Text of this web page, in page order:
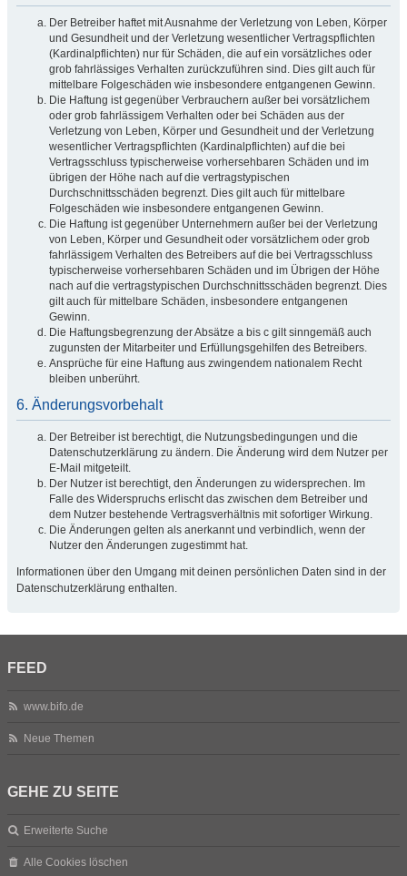
Der Betreiber haftet mit Ausnahme der Verletzung von Leben, Körper
und Gesundheit und der Verletzung wesentlicher Vertragspflichten
(Kardinalpflichten) nur für Schäden, die auf ein vorsätzliches oder
grob fahrlässiges Verhalten zurückzuführen sind. Dies gilt auch für
mittelbare Folgeschäden wie insbesondere entgangenen Gewinn.
Die Haftung ist gegenüber Verbrauchern außer bei vorsätzlichem
oder grob fahrlässigem Verhalten oder bei Schäden aus der
Verletzung von Leben, Körper und Gesundheit und der Verletzung
wesentlicher Vertragspflichten (Kardinalpflichten) auf die bei
Vertragsschluss typischerweise vorhersehbaren Schäden und im
übrigen der Höhe nach auf die vertragstypischen
Durchschnittsschäden begrenzt. Dies gilt auch für mittelbare
Folgeschäden wie insbesondere entgangenen Gewinn.
Die Haftung ist gegenüber Unternehmern außer bei der Verletzung
von Leben, Körper und Gesundheit oder vorsätzlichem oder grob
fahrlässigem Verhalten des Betreibers auf die bei Vertragsschluss
typischerweise vorhersehbaren Schäden und im Übrigen der Höhe
nach auf die vertragstypischen Durchschnittsschäden begrenzt. Dies
gilt auch für mittelbare Schäden, insbesondere entgangenen
Gewinn.
Die Haftungsbegrenzung der Absätze a bis c gilt sinngemäß auch
zugunsten der Mitarbeiter und Erfüllungsgehilfen des Betreibers.
Ansprüche für eine Haftung aus zwingendem nationalem Recht
bleiben unberührt.
6. Änderungsvorbehalt
Der Betreiber ist berechtigt, die Nutzungsbedingungen und die
Datenschutzerklärung zu ändern. Die Änderung wird dem Nutzer per
E-Mail mitgeteilt.
Der Nutzer ist berechtigt, den Änderungen zu widersprechen. Im
Falle des Widerspruchs erlischt das zwischen dem Betreiber und
dem Nutzer bestehende Vertragsverhältnis mit sofortiger Wirkung.
Die Änderungen gelten als anerkannt und verbindlich, wenn der
Nutzer den Änderungen zugestimmt hat.
Informationen über den Umgang mit deinen persönlichen Daten sind in der
Datenschutzerklärung enthalten.
FEED
www.bifo.de
Neue Themen
GEHE ZU SEITE
Erweiterte Suche
Alle Cookies löschen